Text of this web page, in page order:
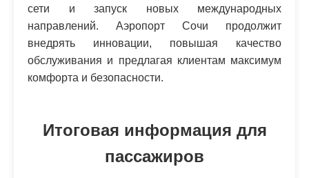
сети и запуск новых международных
направлений. Аэропорт Сочи продолжит
внедрять инновации, повышая качество
обслуживания и предлагая клиентам максимум
комфорта и безопасности.
Итоговая информация для
пассажиров